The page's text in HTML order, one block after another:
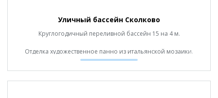
Уличный бассейн Сколково
Круглогодичный переливной бассейн 15 на 4 м.
Отделка художественное панно из итальянской мозаики.